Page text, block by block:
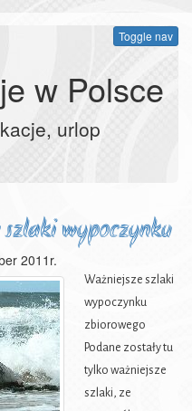
Toggle nav
w Polsce
urlop
szlaki wypoczynku
2011r.
Ważniejsze szlaki
wypoczynku
zbiorowego
Podane zostały tu
tylko ważniejsze
szlaki, ze